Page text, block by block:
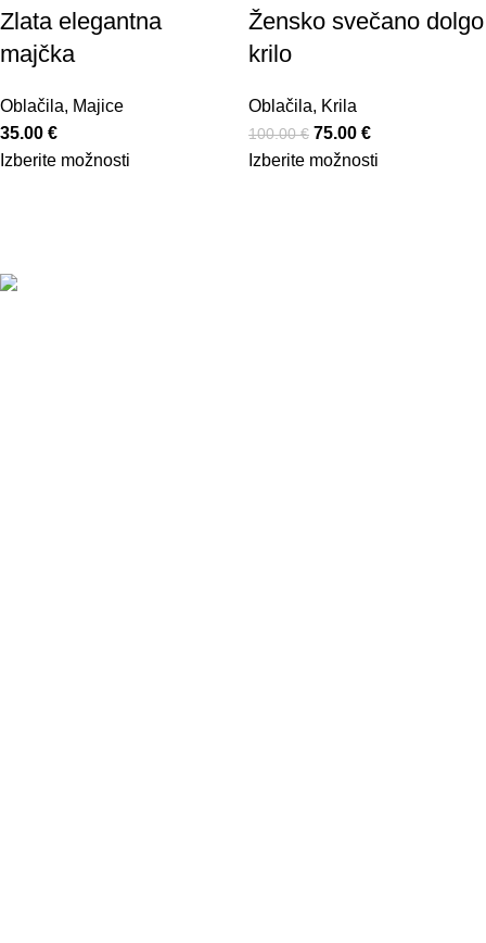
Zlata elegantna
majčka
Oblačila, Majice
35.00 €
Izberite možnosti
Žensko svečano dolgo
krilo
Oblačila, Krila
100.00€ 75.00 €
Izberite možnosti